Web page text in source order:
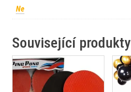
Ne
Související produkty